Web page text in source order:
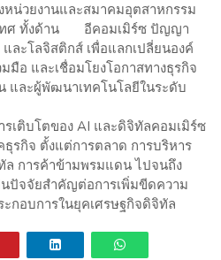
หน่วยงานและสมาคมอุตสาหกรรม
เทศ ทั้งด้าน อีคอมเมิร์ซ ปัญญา
ละโลจิสติกส์ เพื่อแลกเปลี่ยนองค์
มือ และเชื่อมโยงโอกาสทางธุรกิจ
และผู้พัฒนาเทคโนโลยีในระดับ
เติบโตของ AI และดิจิทัลคอมเมิร์ซ
รกิจ ตั้งแต่การตลาด การบริหาร
ล การค้าข้ามพรมแดน ไปจนถึง
ปัจจัยสำคัญต่อการเพิ่มขีดความ
กอบการในยุคเศรษฐกิจดิจิทัล